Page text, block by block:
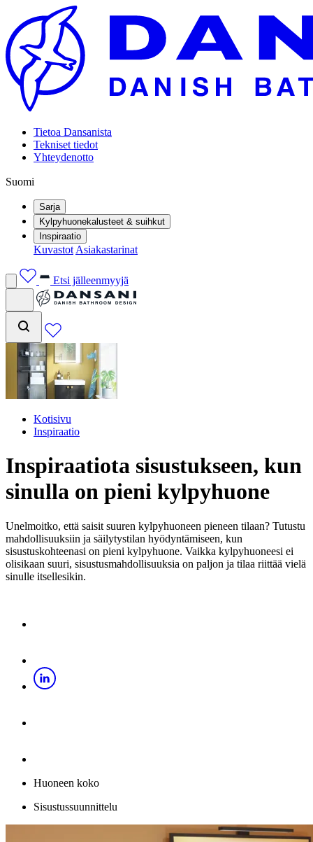
Tietoa Dansanista
Tekniset tiedot
Yhteydenotto
Suomi
Sarja
Kylpyhuonekalusteet & suihkut
Inspiraatio
Kuvastot Asiakastarinat
Etsi jälleenmyyjä
Kotisivu
Inspiraatio
Inspiraatiota sisustukseen, kun
sinulla on pieni kylpyhuone
Unelmoitko, että saisit suuren kylpyhuoneen pieneen tilaan? Tutustu
mahdollisuuksiin ja säilytystilan hyödyntämiseen, kun
sisustuskohteenasi on pieni kylpyhuone. Vaikka kylpyhuoneesi ei
olisikaan suuri, sisustusmahdollisuuksia on paljon ja tilaa riittää vielä
sinulle itsellesikin.
Huoneen koko
Sisustussuunnittelu